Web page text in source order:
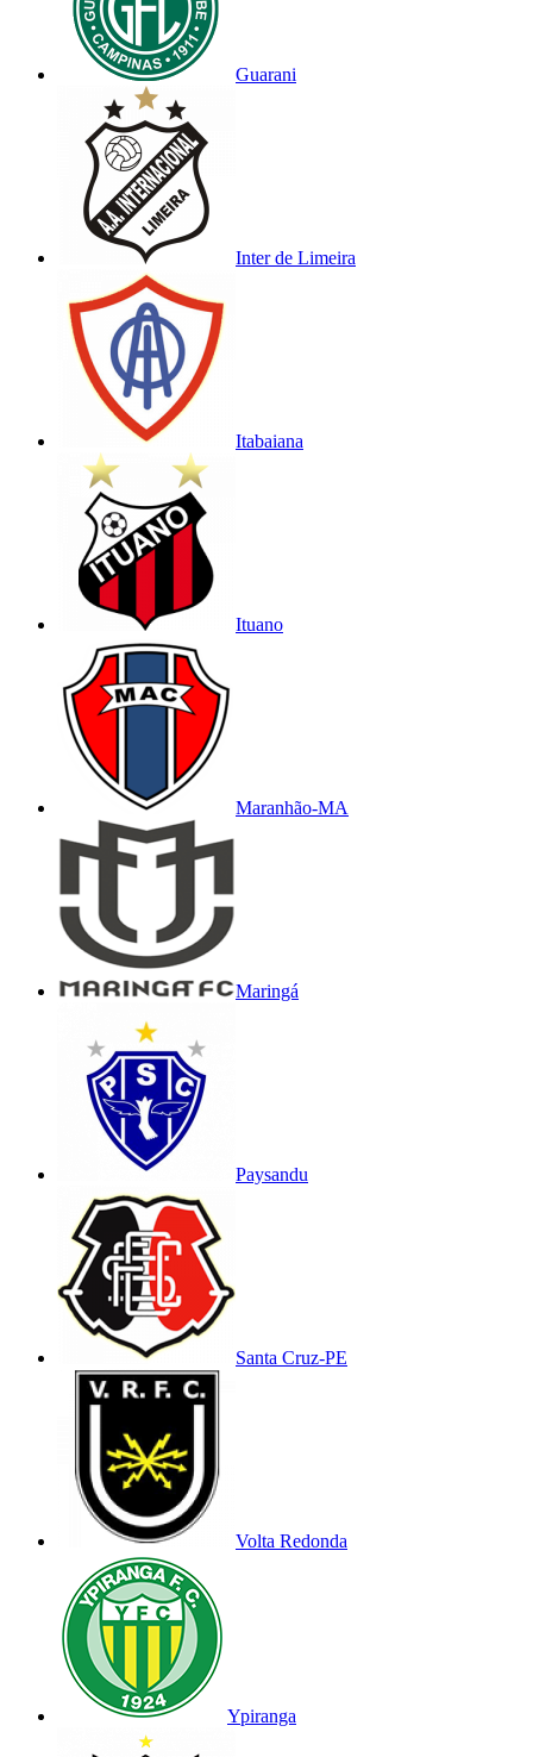
Guarani
Inter de Limeira
Itabaiana
Ituano
Maranhão-MA
Maringá
Paysandu
Santa Cruz-PE
Volta Redonda
Ypiranga